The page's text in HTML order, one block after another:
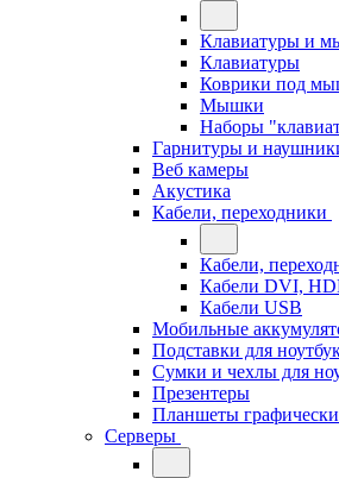
Клавиатуры и
Клавиатуры
Коврики под
Мышки
Наборы
Гарнитуры и
Веб камеры
Акустика
Кабели, переходники
Кабели,
Кабели DVI,
Кабели USB
Мобильные
Подставки для
Сумки и чехлы для
Презентеры
Планшеты
Серверы